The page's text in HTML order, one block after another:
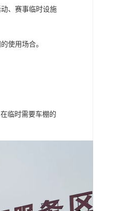
、赛事临时设施
使用场合。
临时需要车棚的